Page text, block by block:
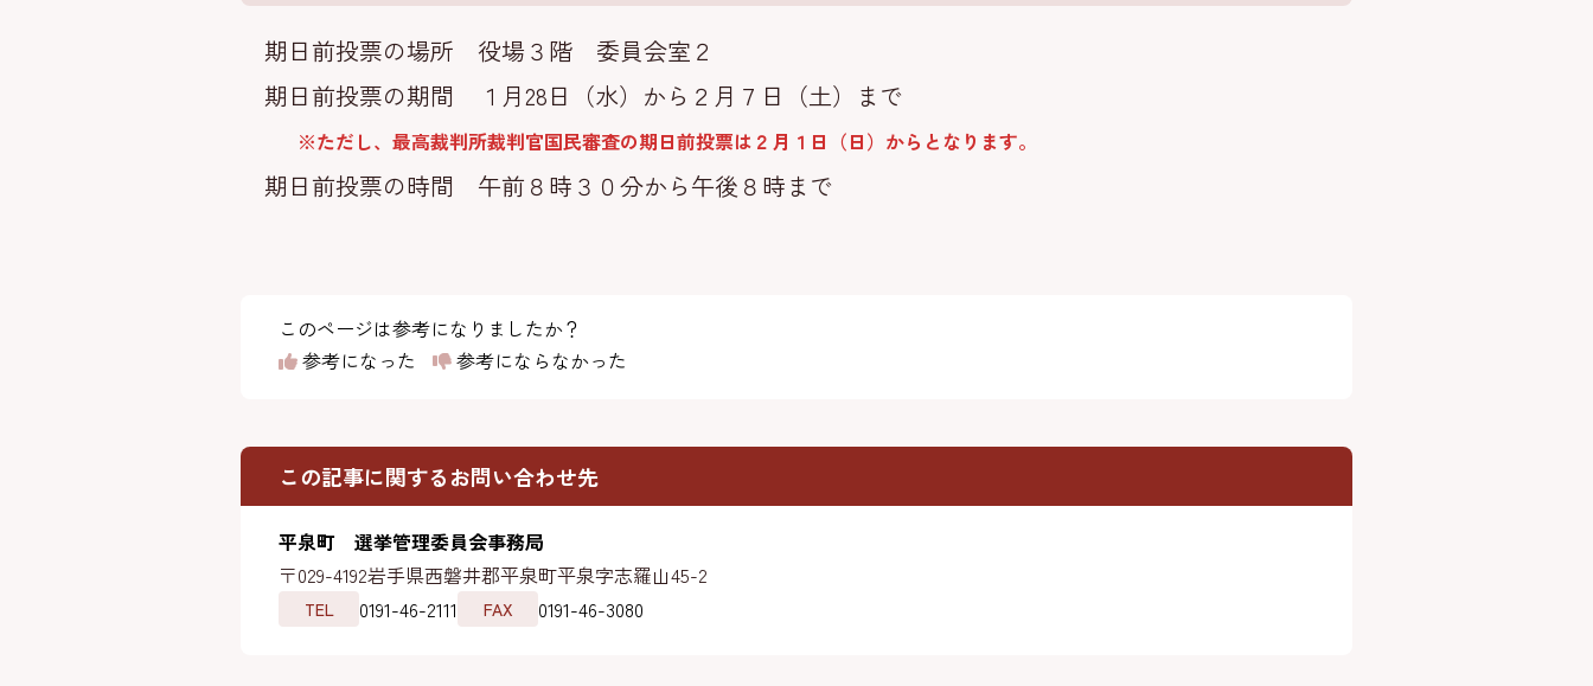
期日前投票の場所 役場３階 委員会室２
期日前投票の期間 １月28日（水）から２月７日（土）まで
※ただし、最高裁判所裁判官国民審査の期日前投票は２月１日（日）からとなります。
期日前投票の時間 午前８時３０分から午後８時まで
このページは参考になりましたか？
参考になった
参考にならなかった
この記事に関するお問い合わせ先
平泉町 選挙管理委員会事務局
〒029-4192岩手県西磐井郡平泉町平泉字志羅山45-2
TEL 0191-46-2111 FAX 0191-46-3080